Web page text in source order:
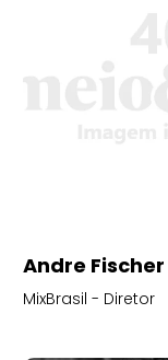
Andre Fischer
MixBrasil - Diretor